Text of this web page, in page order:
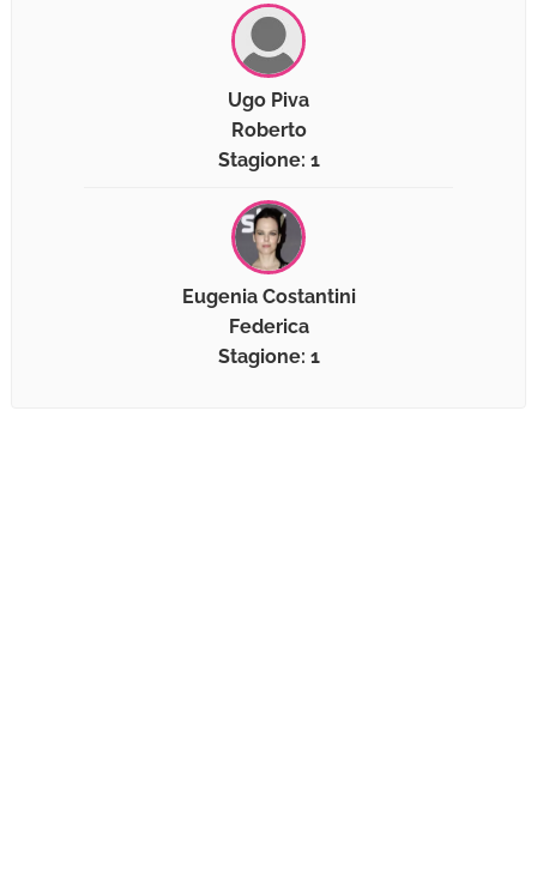
Ugo Piva
Roberto
Stagione: 1
Eugenia Costantini
Federica
Stagione: 1